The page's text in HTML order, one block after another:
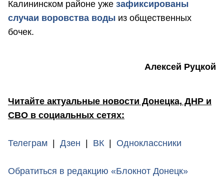
Калининском районе уже зафиксированы
случаи воровства воды из общественных
бочек.
Алексей Руцкой
Читайте актуальные новости Донецка, ДНР и
СВО в социальных сетях:
Телеграм | Дзен | ВК | Одноклассники
Обратиться в редакцию «Блокнот Донецк»